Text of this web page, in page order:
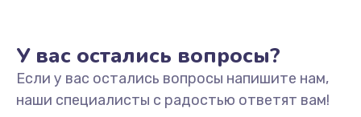
У вас остались вопросы?
Если у вас остались вопросы напишите нам,
наши специалисты с радостью ответят вам!